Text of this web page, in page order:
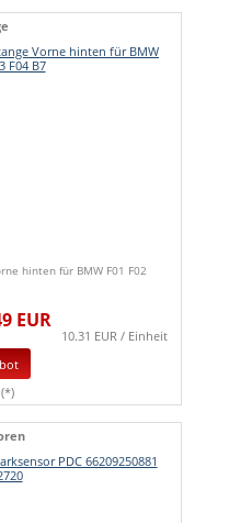
hinten für BMW F01 F02
EUR
10.31 EUR / Einheit